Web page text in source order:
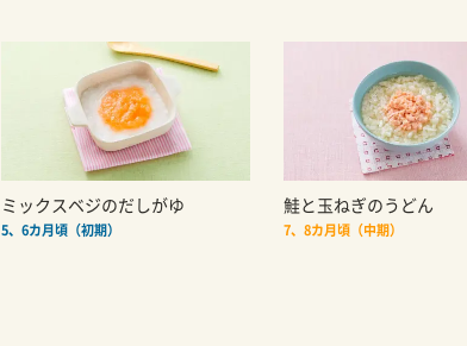
ミックスベジのだしがゆ
5、6カ月頃（初期）
鮭と玉ねぎのうどん
7、8カ月頃（中期）